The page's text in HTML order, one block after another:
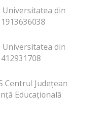
Universitatea din
Universitatea din
Centrul Județean
Educațională